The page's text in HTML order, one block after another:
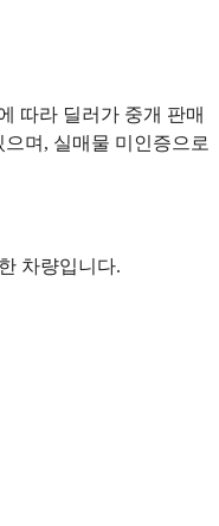
따라 딜러가 중개 판매
며, 실매물 미인증으로
차량입니다.